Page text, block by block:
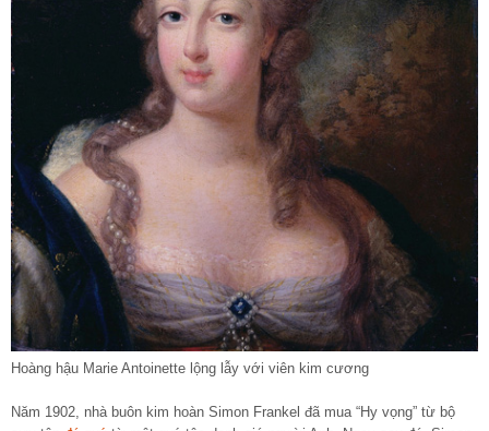
Hoàng hậu Marie Antoinette lộng lẫy với viên kim cương
Năm 1902, nhà buôn kim hoàn Simon Frankel đã mua “Hy vọng” từ bộ